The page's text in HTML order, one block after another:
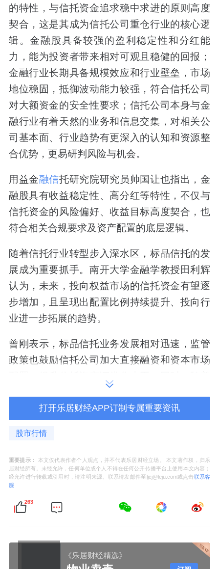
的特性，与信托资金追求稳中求进的原则高度
契合，这是其成为信托公司重仓行业的核心逻
辑。金融股具备较强的盈利稳定性和分红能
力，能为投资者带来相对可观且稳健的回报；
金融行业长期具备规模效应和行业壁垒，市场
地位稳固，抵御波动能力较强，符合信托公司
对大额资金的安全性要求；信托公司本身与金
融行业有着天然的业务和信息交集，对相关公
司基本面、行业趋势有更深入的认知和资源整
合优势，更易研判风险与机会。
用益金融信托研究院研究员帅国让也指出，金
融股具有收益稳定性、高分红等特性，不仅与
信托资金的风险偏好、收益目标高度契合，也
符合相关合规要求及资产配置的底层逻辑。
随着信托行业转型步入深水区，标品信托的发
展成为重要抓手。南开大学金融学教授田利辉
认为，未来，投向权益市场的信托资金有望逐
步增加，且呈现出配置比例持续提升、投向行
业进一步拓展的趋势。
曾刚表示，标品信托业务发展相对迅速，监管
政策也鼓励信托公司加大直接融资和资本市场
升级，信托客户对于资本增值的诉求日益增
资产的研究与布局。
帅国让则称，资管新规实施后，信托公司加速
向资产管理、资产服务等本源业务转型，需要
增加权益类资产配置以提升收益。同时，越来
越多中长期资金进入市场，为信托资金入市提
升，因此权益市场成为信托公司业务转型的重
要投资方向。
打开乐居财经APP订制专属重要资讯
股市行情
重要提示：
本文仅代表作者个人观点，并不代表乐居财经立场。 本文著作权，归乐
居财经所有。未经允许，任何单位或个人不得在任何公开传播平台上使用本文内容；
经允许进行转载或引用时，请注明来源。联系请发邮件至ljcj@leju.com或点击联系客
服
263
《乐居财经精选》